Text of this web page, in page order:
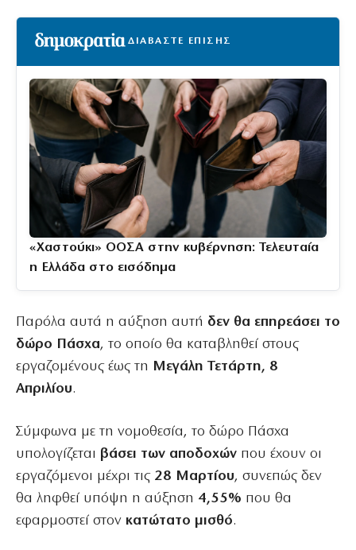
ΔΙΑΒΑΣΤΕ ΕΠΙΣΗΣ
«Χαστούκι» ΟΟΣΑ στην κυβέρνηση: Τελευταία
η Ελλάδα στο εισόδημα
Παρόλα αυτά η αύξηση αυτή δεν θα επηρεάσει το
δώρο Πάσχα, το οποίο θα καταβληθεί στους
εργαζομένους έως τη Μεγάλη Τετάρτη, 8
Απριλίου.
Σύμφωνα με τη νομοθεσία, το δώρο Πάσχα
υπολογίζεται βάσει των αποδοχών που έχουν οι
εργαζόμενοι μέχρι τις 28 Μαρτίου, συνεπώς δεν
θα ληφθεί υπόψη η αύξηση 4,55% που θα
εφαρμοστεί στον κατώτατο μισθό.